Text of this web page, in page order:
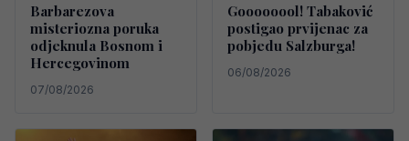
Barbarezova
misteriozna poruka
odjeknula Bosnom i
Hercegovinom
07/08/2026
Goooooool! Tabaković
postigao prvijenac za
pobjedu Salzburga!
06/08/2026